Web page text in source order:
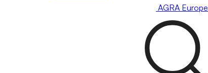
AGRA Europe